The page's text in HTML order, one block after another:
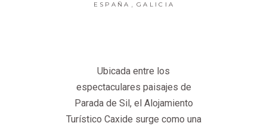
ESPAÑA GALICIA
Ubicada entre los
espectaculares paisajes de
Parada de Sil, el Alojamiento
Turístico Caxide surge como una